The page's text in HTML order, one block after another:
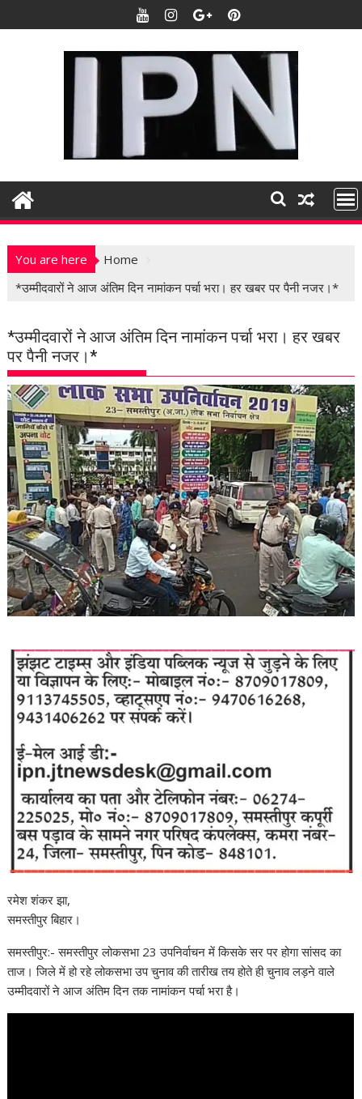
k
t
n
You are here
Home
*उम्मीदवारों ने आज अंतिम दिन नामांकन पर्चा भरा। हर खबर पर पैनी नजर।*
*उम्मीदवारों ने आज अंतिम दिन नामांकन पर्चा भरा। हर खबर
पर पैनी नजर।*
रमेश शंकर झा,
समस्तीपुर बिहार।
समस्तीपुर:- समस्तीपुर लोकसभा 23 उपनिर्वाचन में किसके सर पर होगा सांसद का
ताज। जिले में हो रहे लोकसभा उप चुनाव की तारीख तय होते ही चुनाव लड़ने वाले
उम्मीदवारों ने आज अंतिम दिन तक नामांकन पर्चा भरा है।